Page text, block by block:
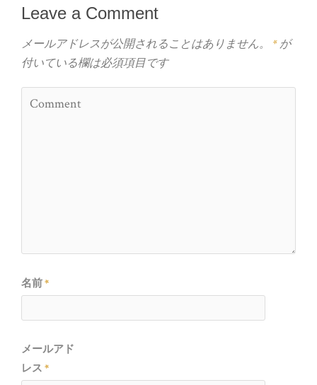
Leave a Comment
メールアドレスが公開されることはありません。 *が
付いている欄は必須項目です
名前*
メールアド
レス *